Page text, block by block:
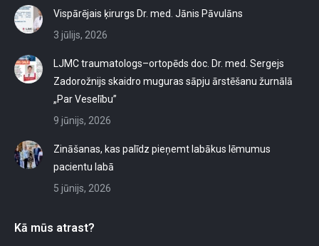
Vispārējais ķirurgs Dr. med. Jānis Pāvulāns
3 jūlijs, 2026
LJMC traumatologs–ortopēds doc. Dr. med. Sergejs
Zadorožnijs skaidro muguras sāpju ārstēšanu žurnālā
„Par Veselību”
9 jūnijs, 2026
Zināšanas, kas palīdz pieņemt labākus lēmumus
pacientu labā
5 jūnijs, 2026
Kā mūs atrast?